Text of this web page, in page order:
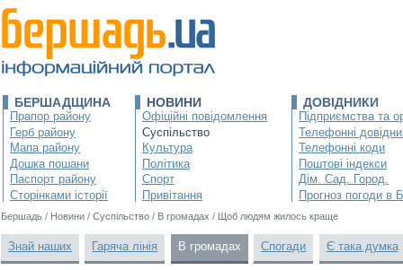
БЕРШАДЩИНА
Прапор району
Герб району
Мапа району
Дошка пошани
Паспорт району
Сторінками історії
НОВИНИ
Офіційні повідомлення
Суспільство
Культура
Політика
Спорт
Привітання
ДОВІДНИКИ
Підприємства та
Телефонні
Телефонні коди
Поштові індекси
Дім. Сад. Город.
Прогноз погоди в
Бершадь / Новини / Суспільство / В громадах / Щоб людям жилось краще
Знай наших Гаряча лінія В громадах Спогади Є така думка